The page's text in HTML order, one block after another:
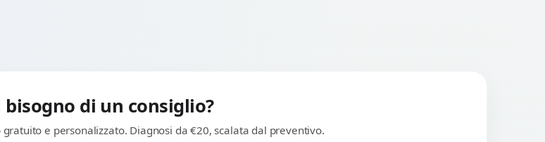
bisogno di un consiglio?
e personalizzato. Diagnosi da €20, scalata dal preventivo.